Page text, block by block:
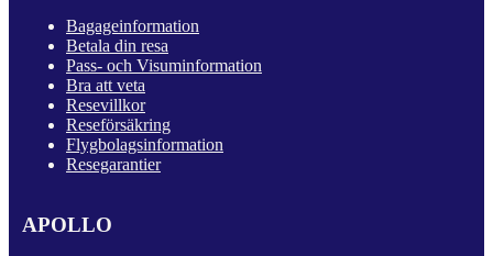
Bagageinformation
Betala din resa
Pass- och Visuminformation
Bra att veta
Resevillkor
Reseförsäkring
Flygbolagsinformation
Resegarantier
APOLLO